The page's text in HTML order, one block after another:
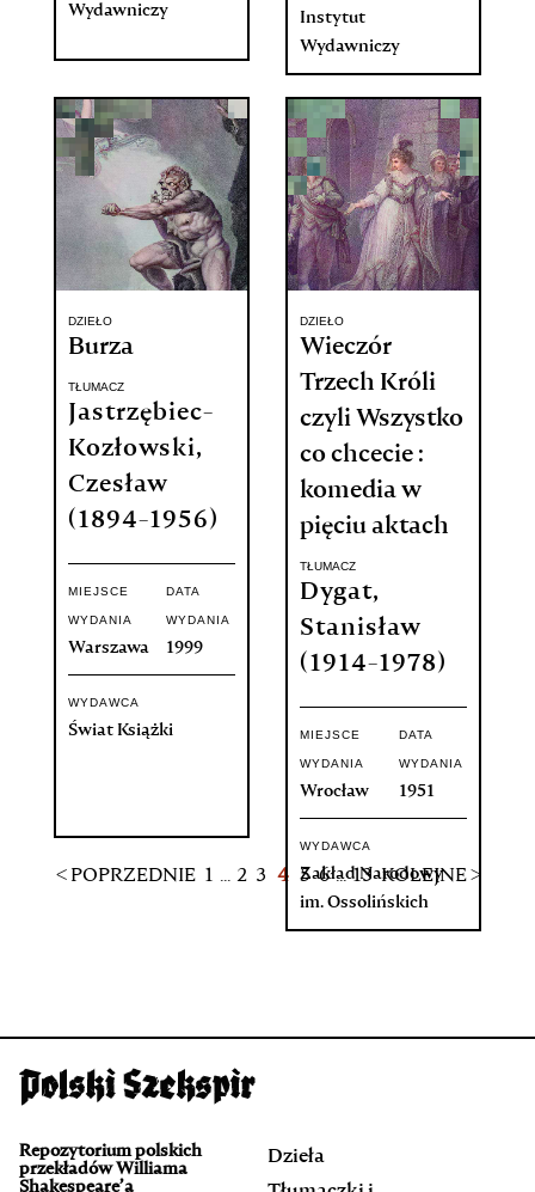
Wydawniczy
Instytut
Wydawniczy
DZIEŁO
Burza
TŁUMACZ
Jastrzębiec-
Kozłowski,
Czesław
(1894-1956)
MIEJSCE
WYDANIA
Warszawa
DATA
WYDANIA
1999
WYDAWCA
Świat Książki
DZIEŁO
Wieczór
Trzech Króli
czyli Wszystko
co chcecie :
komedia w
pięciu aktach
TŁUMACZ
Dygat,
Stanisław
(1914-1978)
MIEJSCE
WYDANIA
Wrocław
DATA
WYDANIA
1951
WYDAWCA
Zakład Narodowy
im. Ossolińskich
< POPRZEDNIE 1 ... 2 3 4 5 6 ... 13 KOLEJNE >
Repozytorium polskich
przekładów Williama
Shakespeare’a
Dzieła